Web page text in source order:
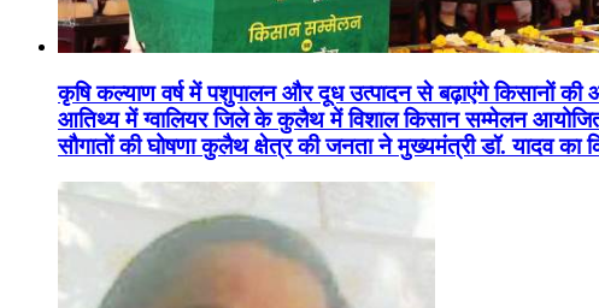
कृषि कल्याण वर्ष में पशुपालन और दूध उत्पादन से बढ़ाएंगे किसानों
आतिथ्य में ग्वालियर जिले के कुलैथ में विशाल किसान सम्मेलन
सौगातों की घोषणा कुलैथ क्षेत्र की जनता ने मुख्यमंत्री डॉ. यादव का